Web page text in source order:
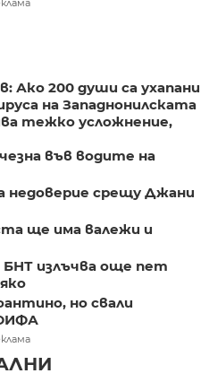
Ако 200 души са ухапани
на Западнонилската
тежко усложнение,
във водите на
срещу Джани
ще има валежи и
БНТ излъчва още пет
но свали